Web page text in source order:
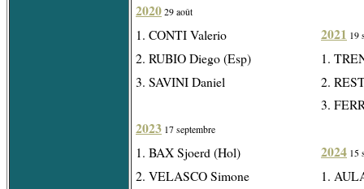
2020 29 août
1. CONTI Valerio
2. RUBIO Diego (Esp)
3. SAVINI Daniel
2023 17 septembre
1. BAX Sjoerd (Hol)
2. VELASCO Simone
2021 19
1.
2.
3.
2024 15
1.